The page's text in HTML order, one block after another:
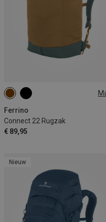
Ferrino
Connect 22 Rugzak
€ 89,95
22L
Nieuw